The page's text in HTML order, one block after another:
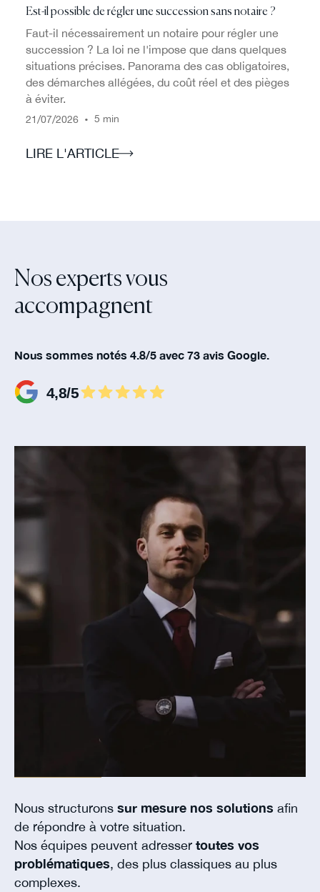
Est-il possible de régler une succession sans notaire ?
Faut-il nécessairement un notaire pour régler une
succession ? La loi ne l'impose que dans quelques
situations précises. Panorama des cas obligatoires,
des démarches allégées, du coût réel et des pièges
à éviter.
21/07/2026 • 5 min
LIRE L'ARTICLE
Nos experts vous
accompagnent‍
Nous sommes notés 4.8/5 avec 73 avis Google.
Nous structurons sur mesure nos solutions afin
de répondre à votre situation.
Nos équipes peuvent adresser toutes vos
problématiques, des plus classiques au plus
complexes.